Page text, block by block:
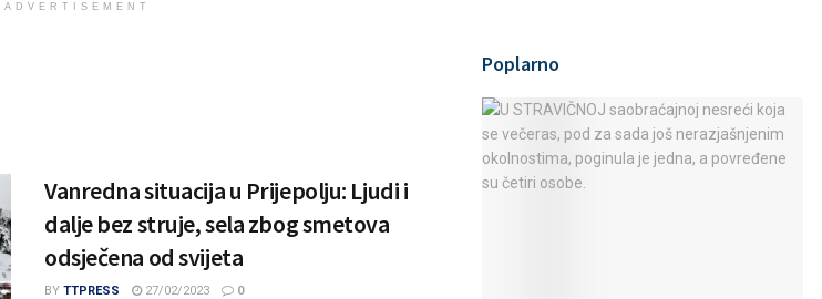
ADVERTISEMENT
Vanredna situacija u Prijepolju: Ljudi i
dalje bez struje, sela zbog smetova
odsječena od svijeta
BY TTPRESS 27/02/2023 0
Poplarno